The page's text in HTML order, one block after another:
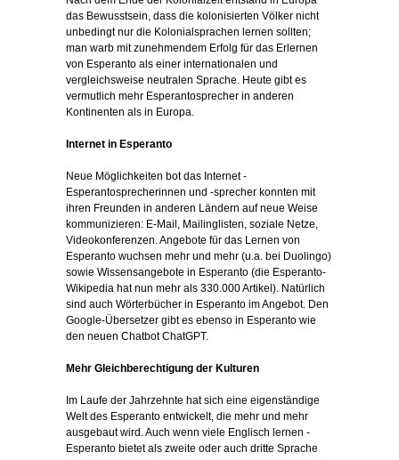
das Bewusstsein, dass die kolonisierten Völker nicht
unbedingt nur die Kolonialsprachen lernen sollten;
man warb mit zunehmendem Erfolg für das Erlernen
von Esperanto als einer internationalen und
vergleichsweise neutralen Sprache. Heute gibt es
vermutlich mehr Esperantosprecher in anderen
Kontinenten als in Europa.
Internet in Esperanto
Neue Möglichkeiten bot das Internet -
Esperantosprecherinnen und -sprecher konnten mit
ihren Freunden in anderen Ländern auf neue Weise
kommunizieren: E-Mail, Mailinglisten, soziale Netze,
Videokonferenzen. Angebote für das Lernen von
Esperanto wuchsen mehr und mehr (u.a. bei Duolingo)
sowie Wissensangebote in Esperanto (die Esperanto-
Wikipedia hat nun mehr als 330.000 Artikel). Natürlich
sind auch Wörterbücher in Esperanto im Angebot. Den
Google-Übersetzer gibt es ebenso in Esperanto wie
den neuen Chatbot ChatGPT.
Mehr Gleichberechtigung der Kulturen
Im Laufe der Jahrzehnte hat sich eine eigenständige
Welt des Esperanto entwickelt, die mehr und mehr
ausgebaut wird. Auch wenn viele Englisch lernen -
Esperanto bietet als zweite oder auch dritte Sprache